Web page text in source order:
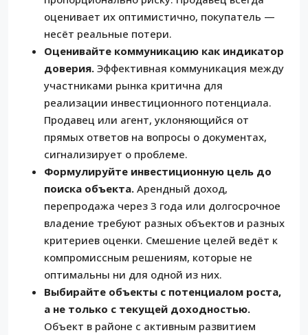
оценивает их оптимистично, покупатель —
несёт реальные потери.
Оценивайте коммуникацию как индикатор
доверия. Эффективная коммуникация между
участниками рынка критична для
реализации инвестиционного потенциала.
Продавец или агент, уклоняющийся от
прямых ответов на вопросы о документах,
сигнализирует о проблеме.
Формулируйте инвестиционную цель до
поиска объекта. Арендный доход,
перепродажа через 3 года или долгосрочное
владение требуют разных объектов и разных
критериев оценки. Смешение целей ведёт к
компромиссным решениям, которые не
оптимальны ни для одной из них.
Выбирайте объекты с потенциалом роста,
а не только с текущей доходностью.
Объект в районе с активным развитием